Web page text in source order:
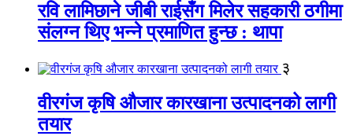
रवि लामिछाने जीबी राईसँग मिलेर सहकारी ठगीमा
संलग्न थिए भन्ने प्रमाणित हुन्छ : थापा
३
वीरगंज कृषि औजार कारखाना उत्पादनको लागी
तयार